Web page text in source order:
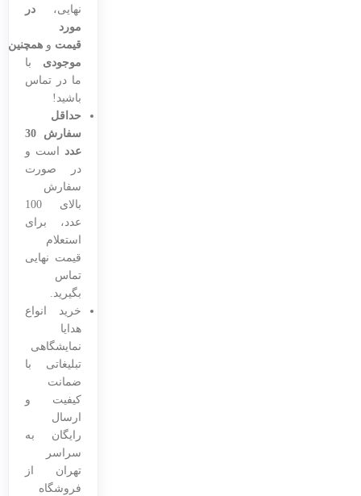
نهایی، در
مورد
قیمت و همچنین
موجودی با
ما در تماس
باشید!
حداقل
سفارش 30
عدد است و
در صورت
سفارش
بالای 100
عدد، برای
استعلام
قیمت نهایی
تماس
بگیرید.
خرید انواع
هدایا
نمایشگاهی
تبلیغاتی با
ضمانت
کیفیت و
ارسال
رایگان به
سراسر
تهران از
فروشگاه